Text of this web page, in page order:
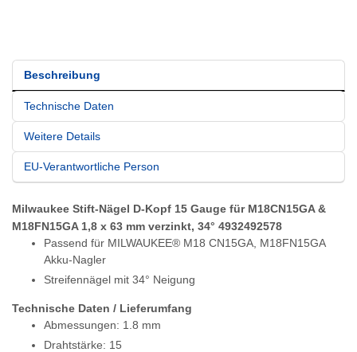
Beschreibung
Technische Daten
Weitere Details
EU-Verantwortliche Person
Milwaukee Stift-Nägel D-Kopf 15 Gauge für M18CN15GA &
M18FN15GA 1,8 x 63 mm verzinkt, 34° 4932492578
Passend für MILWAUKEE® M18 CN15GA, M18FN15GA
Akku-Nagler
Streifennägel mit 34° Neigung
Technische Daten / Lieferumfang
Abmessungen: 1.8 mm
Drahtstärke: 15